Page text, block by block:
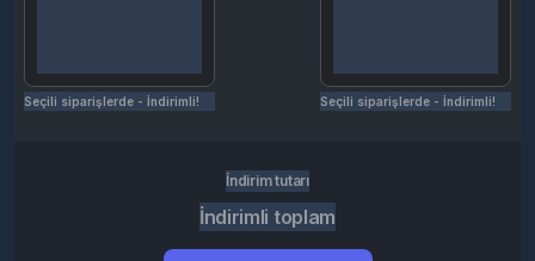
Seçili siparişlerde - İndirimli! Seçili siparişlerde - İndirimli!
İndirim tutarı
İndirimli toplam